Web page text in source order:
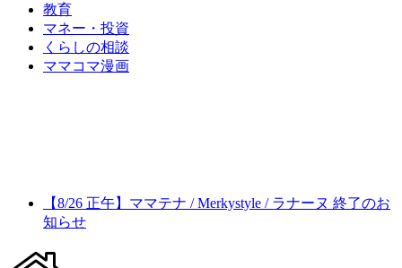
教育
マネー・投資
くらしの相談
ママコマ漫画
【8/26 正午】ママテナ / Merkystyle / ラナーヌ 終了のお
知らせ